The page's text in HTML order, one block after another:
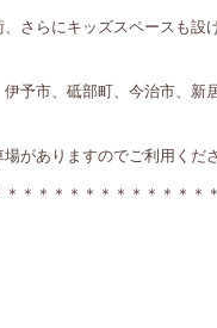
さらにキッズスペースも設
予市、砥部町、今治市、
がありますのでご利用くださ
＊＊＊＊＊＊＊＊＊＊＊＊